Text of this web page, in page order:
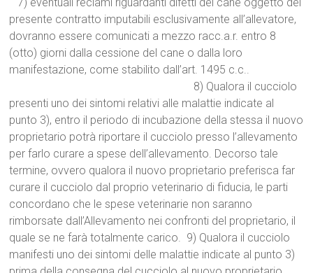
presente contratto imputabili esclusivamente all’allevatore,
dovranno essere comunicati a mezzo racc.a.r. entro 8
(otto) giorni dalla cessione del cane o dalla loro
manifestazione, come stabilito dall’art. 1495 c.c..
8) Qualora il cucciolo
presenti uno dei sintomi relativi alle malattie indicate al
punto 3), entro il periodo di incubazione della stessa il nuovo
proprietario potrà riportare il cucciolo presso l’allevamento
per farlo curare a spese dell’allevamento. Decorso tale
termine, ovvero qualora il nuovo proprietario preferisca far
curare il cucciolo dal proprio veterinario di fiducia, le parti
concordano che le spese veterinarie non saranno
rimborsate dall’Allevamento nei confronti del proprietario, il
quale se ne farà totalmente carico. 9) Qualora il cucciolo
manifesti uno dei sintomi delle malattie indicate al punto 3)